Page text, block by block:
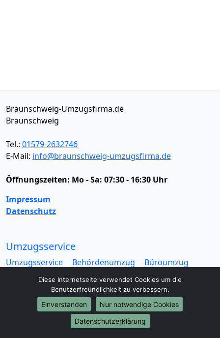
Braunschweig-Umzugsfirma.de
Braunschweig
Tel.: 01579-2632746
E-Mail: info@braunschweig-umzugsfirma.de
Öffnungszeiten: Mo - Sa: 07:30 - 16:30 Uhr
Impressum
Datenschutz
Umzugsservice
Umzugsservice Behördenumzug
Büroumzug
Mini Umzug
Praxisumzug
Privatumzug
Seniorenumzug
Studentenumzug
Beiladung
Entrümpelung
Halteverbotszone
Klaviertransport
Haushaltsauflösung
Möbeltaxi
Diese Internetseite verwendet Cookies um die
Benutzerfreundlichkeit zu verbessern.
Einverstanden
Nur notwendige Cookies
Datenschutzerklärung